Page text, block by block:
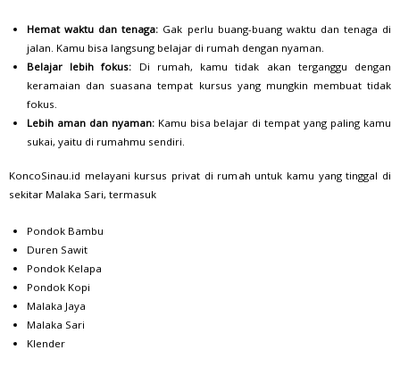
Hemat waktu dan tenaga: Gak perlu buang-buang waktu dan tenaga di
jalan. Kamu bisa langsung belajar di rumah dengan nyaman.
Belajar lebih fokus: Di rumah, kamu tidak akan terganggu dengan
keramaian dan suasana tempat kursus yang mungkin membuat tidak
fokus.
Lebih aman dan nyaman:Kamu bisa belajar di tempat yang paling kamu
sukai, yaitu di rumahmu sendiri.
KoncoSinau.id melayani kursus privat di rumah untuk kamu yang tinggal di
sekitar Malaka Sari, termasuk
Pondok Bambu
Duren Sawit
Pondok Kelapa
Pondok Kopi
Malaka Jaya
Malaka Sari
Klender